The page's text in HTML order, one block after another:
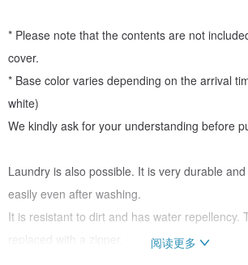
* Please note that the contents are not
cover.
* Base color varies depending on the arrival
white)
We kindly ask for your understanding before
Laundry is also possible. It is very durable
easily even after washing.
It is resistant to dirt and has water repellency.
replaced with a zipper.
阅读更多